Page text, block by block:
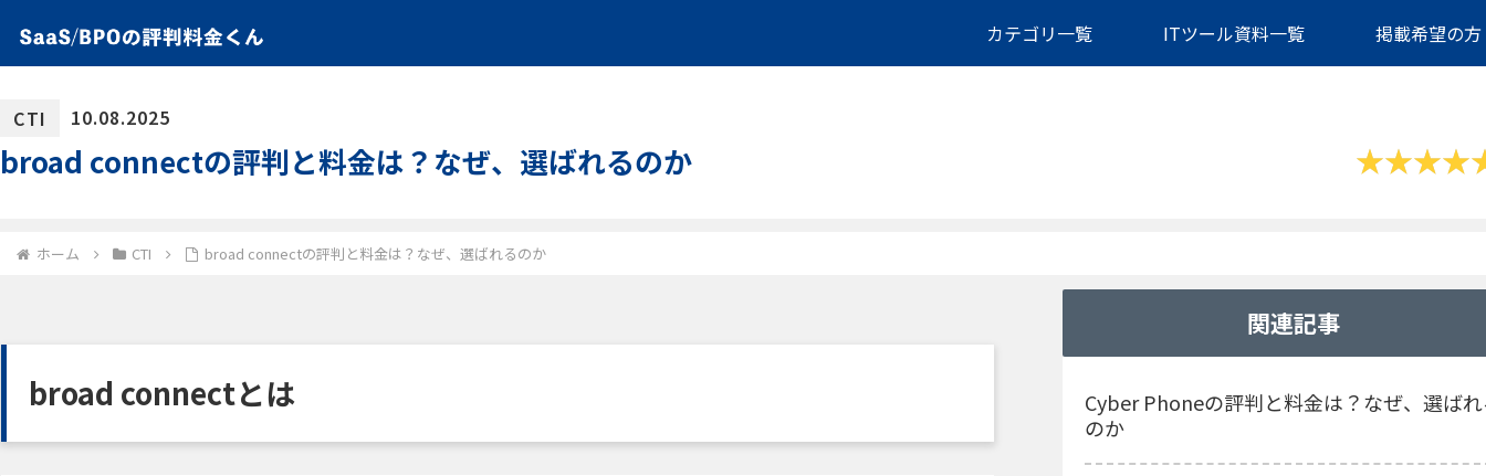
カテゴリ一覧 ITツール資料一覧 掲載希望の方
CTI 10.08.2025
broad connectの評判と料金は？なぜ、選ばれるのか
ホーム CTI broad connectの評判と料金は？なぜ、選ばれるのか
broad connectとは
関連記事
Cyber Phoneの評判と料金は？なぜ、選ば
のか